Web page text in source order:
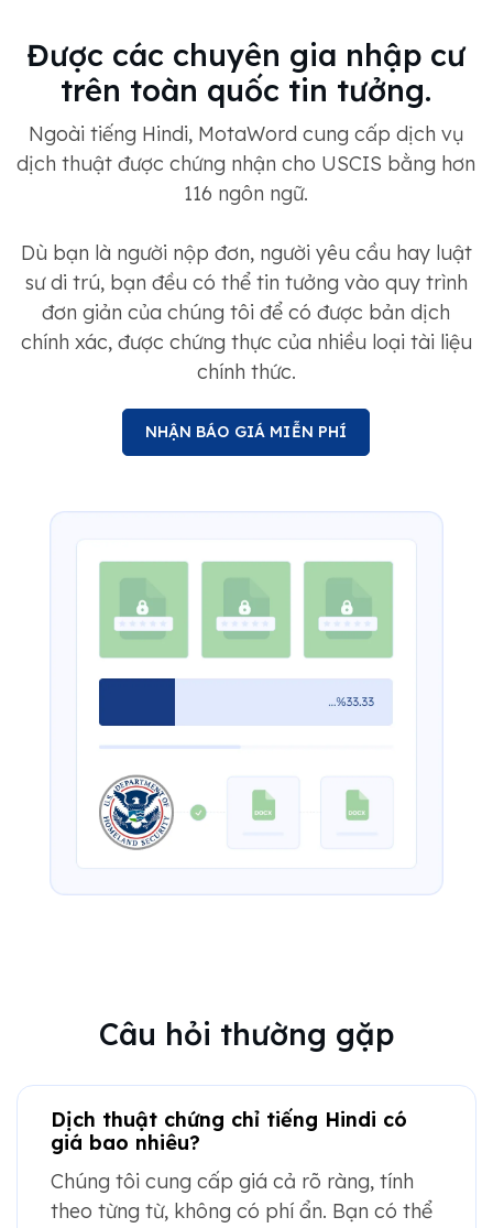
Được các chuyên gia nhập cư
trên toàn quốc tin tưởng.
Ngoài tiếng Hindi, MotaWord cung cấp dịch vụ
dịch thuật được chứng nhận cho USCIS bằng hơn
116 ngôn ngữ.
Dù bạn là người nộp đơn, người yêu cầu hay luật
sư di trú, bạn đều có thể tin tưởng vào quy trình
đơn giản của chúng tôi để có được bản dịch
chính xác, được chứng thực của nhiều loại tài liệu
chính thức.
NHẬN BÁO GIÁ MIỄN PHÍ
Câu hỏi thường gặp
Dịch thuật chứng chỉ tiếng Hindi có
giá bao nhiêu?
Chúng tôi cung cấp giá cả rõ ràng, tính
theo từng từ, không có phí ẩn. Bạn có thể